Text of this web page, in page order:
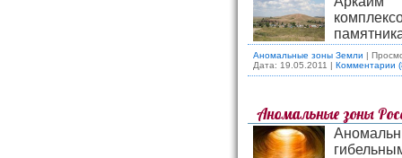
Аномальные зоны Земли |
Дата: 19.05.2011 | Комментарии
Аномальные зоны